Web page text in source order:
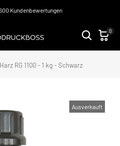
Kundenbewertungen
0
RG 1100 - 1 kg - Schwarz
Ausverkauft